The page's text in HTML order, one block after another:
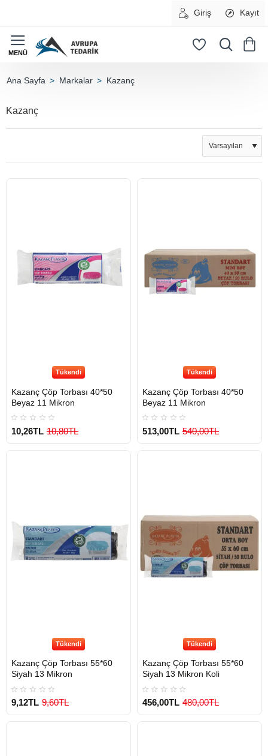
Giriş Kayıt
Markalar Kazanç
Kazanç
Tükendi
Kazanç Çöp Torbası 40*50
Beyaz 11 Mikron
10,26TL 10,80TL
Tükendi
Kazanç Çöp Torbası 40*50
Beyaz 11 Mikron
513,00TL 540,00TL
Tükendi
Kazanç Çöp Torbası 55*60
Siyah 13 Mikron
9,12TL 9,60TL
Tükendi
Kazanç Çöp Torbası 55*60
Siyah 13 Mikron Koli
456,00TL 480,00TL